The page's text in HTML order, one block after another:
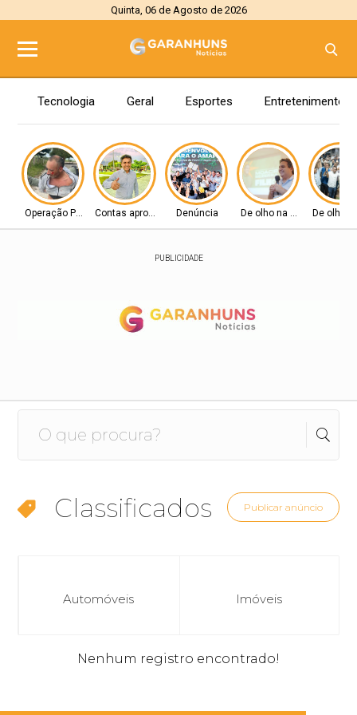
Quinta, 06 de Agosto de 2026
Tecnologia Geral Esportes Entretenimento
Operação PolicialContas aprovadas Denúncia De olho na AlepeDe olho
PUBLICIDADE
Classificados Publicar anúncio
Automóveis Imóveis
Nenhum registro encontrado!